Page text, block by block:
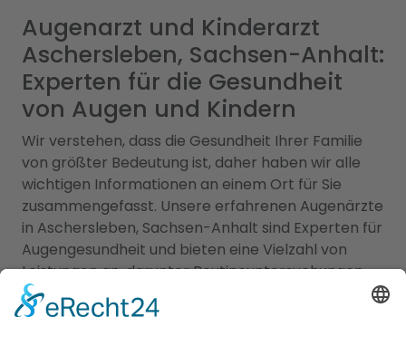
Augenarzt und Kinderarzt
Aschersleben, Sachsen-Anhalt:
Experten für die Gesundheit
von Augen und Kindern
Wir verstehen, dass die Gesundheit Ihrer Familie
von größter Bedeutung ist, daher haben wir alle
wichtigen Informationen an einem Ort für Sie
zusammengefasst. Unsere erfahrenen Augenärzte
in Aschersleben, Sachsen-Anhalt sind Experten für
Augengesundheit und bieten eine Vielzahl von
Leistungen an, darunter Routineuntersuchungen,
Sehtests, Brillen- und Kontaktlinsenanpassungen
sowie die Behandlung von Augenkrankheiten. Sie